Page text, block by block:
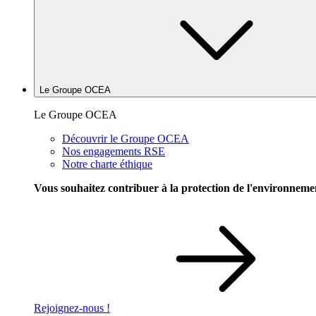
Le Groupe OCEA
Le Groupe OCEA
Découvrir le Groupe OCEA
Nos engagements RSE
Notre charte éthique
Vous souhaitez contribuer à la protection de
Rejoignez-nous !